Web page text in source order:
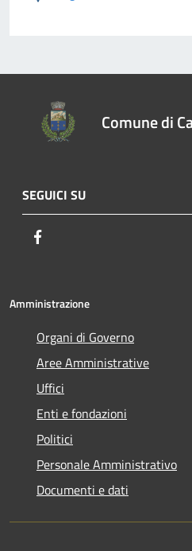
Comune di
SEGUICI SU
Amministrazione
Organi di Governo
Aree Amministrative
Uffici
Enti e fondazioni
Politici
Personale Amministrativo
Documenti e dati